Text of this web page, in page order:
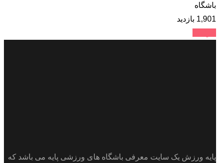
باشگاه
1,901 بازدید
پایه ورزش یک سایت معرفی باشگاه های ورزشی پایه می باشد که